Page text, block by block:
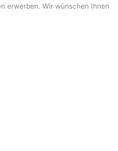
erwerben. Wir wünschen Ihnen